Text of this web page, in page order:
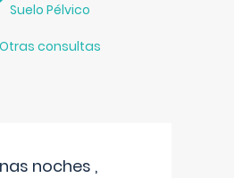
Suelo Pélvico
Otras consultas
noches ,